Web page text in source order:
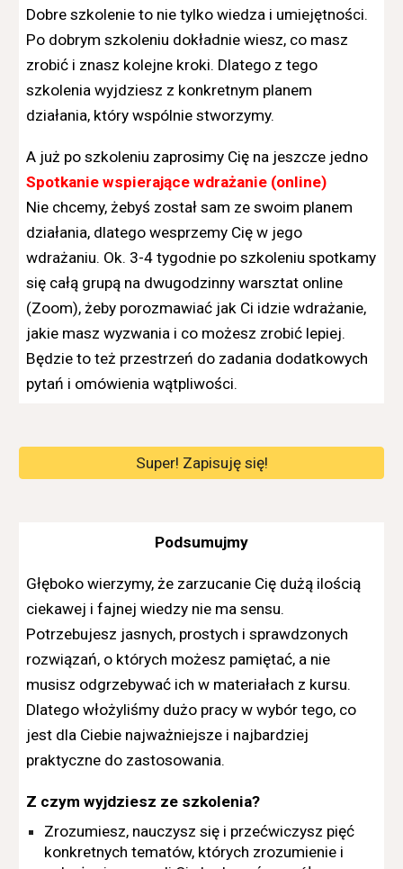
Dobre szkolenie to nie tylko wiedza i umiejętności.
Po dobrym szkoleniu dokładnie wiesz, co masz
zrobić i znasz kolejne kroki. Dlatego z tego
szkolenia wyjdziesz z konkretnym planem
działania, który wspólnie stworzymy.
A już po szkoleniu zaprosimy Cię na jeszcze jedno
Spotkanie wspierające wdrażanie (online)
Nie chcemy, żebyś został sam ze swoim planem
działania, dlatego wesprzemy Cię w jego
wdrażaniu. Ok. 3-4 tygodnie po szkoleniu spotkamy
się całą grupą na dwugodzinny warsztat online
(Zoom), żeby porozmawiać jak Ci idzie wdrażanie,
jakie masz wyzwania i co możesz zrobić lepiej.
Będzie to też przestrzeń do zadania dodatkowych
pytań i omówienia wątpliwości.
Super! Zapisuję się!
Podsumujmy
Głęboko wierzymy, że zarzucanie Cię dużą ilością
ciekawej i fajnej wiedzy nie ma sensu.
Potrzebujesz jasnych, prostych i sprawdzonych
rozwiązań, o których możesz pamiętać, a nie
musisz odgrzebywać ich w materiałach z kursu.
Dlatego włożyliśmy dużo pracy w wybór tego, co
jest dla Ciebie najważniejsze i najbardziej
praktyczne do zastosowania.
Z czym wyjdziesz ze szkolenia?
Zrozumiesz, nauczysz się i przećwiczysz pięć
konkretnych tematów, których zrozumienie i